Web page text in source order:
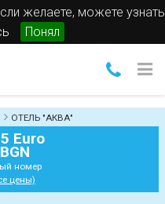
желаете, можете узнать
Понял
ОТЕЛЬ "АКВА"
Euro
номер
цены)